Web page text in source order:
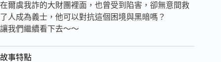
在爾虞我詐的大財團裡面，也曾受到陷害，卻無意間救
了人成為義士，他可以對抗這個困境與黑暗嗎？
讓我們繼續看下去～～
故事特點